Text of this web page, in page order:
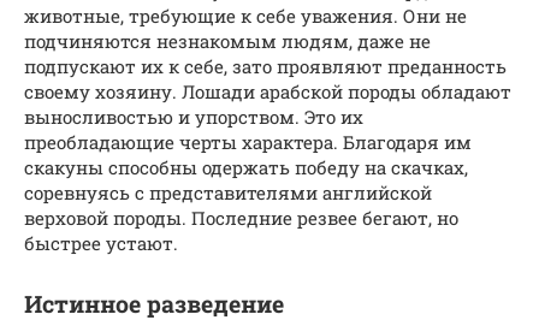
животные, требующие к себе уважения. Они не
подчиняются незнакомым людям, даже не
подпускают их к себе, зато проявляют преданность
своему хозяину. Лошади арабской породы обладают
выносливостью и упорством. Это их
преобладающие черты характера. Благодаря им
скакуны способны одержать победу на скачках,
соревнуясь с представителями английской
верховой породы. Последние резвее бегают, но
быстрее устают.
Истинное разведение